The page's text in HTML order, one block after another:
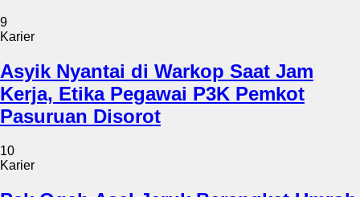
9
Karier
Asyik Nyantai di Warkop Saat Jam
Kerja, Etika Pegawai P3K Pemkot
Pasuruan Disorot
10
Karier